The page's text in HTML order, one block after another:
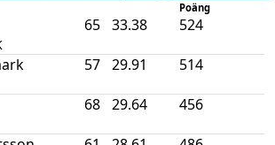
Poäng
65 33.38 524
57 29.91 514
68 29.64 456